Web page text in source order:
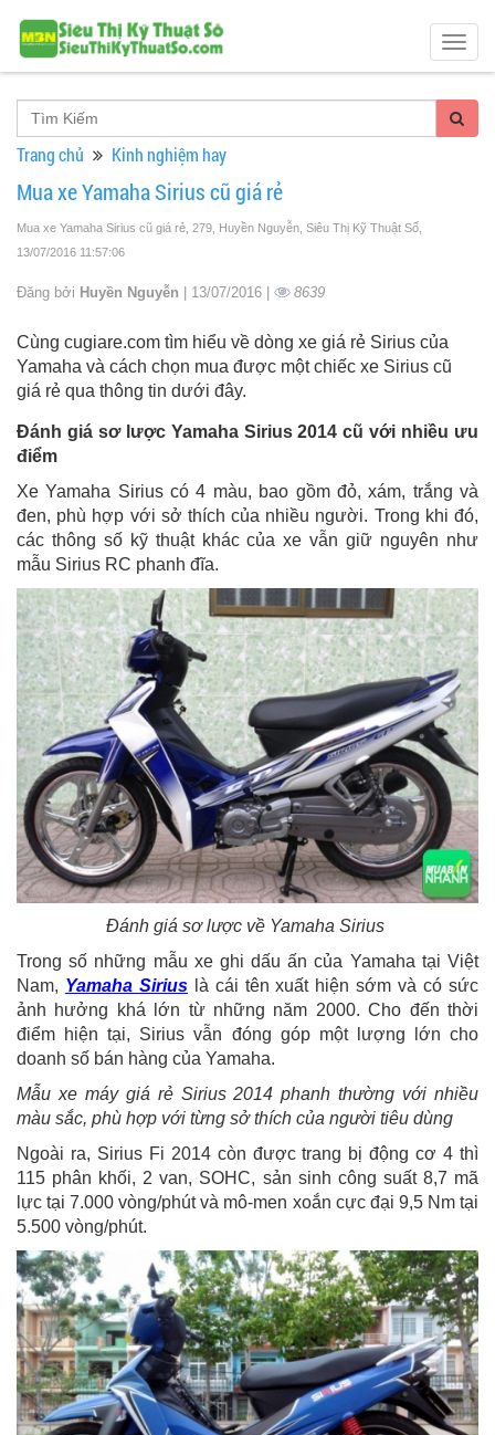
Trang chủ Kinh nghiệm hay
Mua xe Yamaha Sirius cũ giá rẻ
Mua xe Yamaha Sirius cũ giá rẻ, 279, Huyền Nguyễn, Siêu Thị Kỹ Thuật Số
13/07/2016 11:57:06
Đăng bởi Huyền Nguyễn | 13/07/2016 | 8639
Cùng cugiare.com tìm hiểu về dòng xe giá rẻ Sirius của
Yamaha và cách chọn mua được một chiếc xe Sirius cũ
giá rẻ qua thông tin dưới đây.
Đánh giá sơ lược Yamaha Sirius 2014 cũ với nhiều ưu
điểm
Xe Yamaha Sirius có 4 màu, bao gồm đỏ, xám, trắng và
đen, phù hợp với sở thích của nhiều người. Trong khi đó,
các thông số kỹ thuật khác của xe vẫn giữ nguyên như
mẫu Sirius RC phanh đĩa.
Đánh giá sơ lược về Yamaha Sirius
Trong số những mẫu xe ghi dấu ấn của Yamaha tại Việt
Nam, Yamaha Siriuslà cái tên xuất hiện sớm và có sức
ảnh hưởng khá lớn từ những năm 2000. Cho đến thời
điểm hiện tại, Sirius vẫn đóng góp một lượng lớn cho
doanh số bán hàng của Yamaha.
Mẫu xe máy giá rẻ Sirius 2014 phanh thường với nhiều
màu sắc, phù hợp với từng sở thích của người tiêu dùng
Ngoài ra, Sirius Fi 2014 còn được trang bị động cơ 4 thì
115 phân khối, 2 van, SOHC, sản sinh công suất 8,7 mã
lực tại 7.000 vòng/phút và mô-men xoắn cực đại 9,5 Nm tại
5.500 vòng/phút.